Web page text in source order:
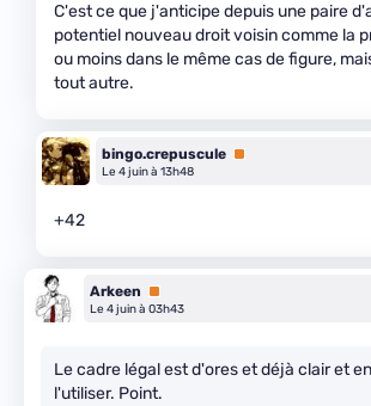
C'est ce que j'anticipe depuis une paire
potentiel nouveau droit voisin comme la
ou moins dans le même cas de figure,
tout autre.
bingo.crepuscule Premium
Le 4 juin à 13h48
+42
Arkeen
Premium
Le 4 juin à 03h43
Le cadre légal est d'ores et déjà clair et
l'utiliser. Point.